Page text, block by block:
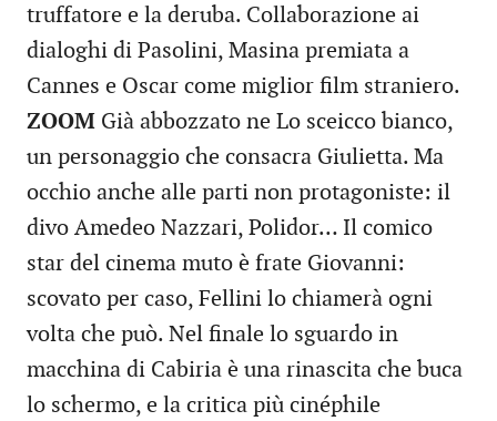
truffatore e la deruba. Collaborazione ai
dialoghi di Pasolini, Masina premiata a
Cannes e Oscar come miglior film straniero.
ZOOM Già abbozzato ne Lo sceicco bianco,
un personaggio che consacra Giulietta. Ma
occhio anche alle parti non protagoniste: il
divo Amedeo Nazzari, Polidor… Il comico
star del cinema muto è frate Giovanni:
scovato per caso, Fellini lo chiamerà ogni
volta che può. Nel finale lo sguardo in
macchina di Cabiria è una rinascita che buca
lo schermo, e la critica più cinéphile